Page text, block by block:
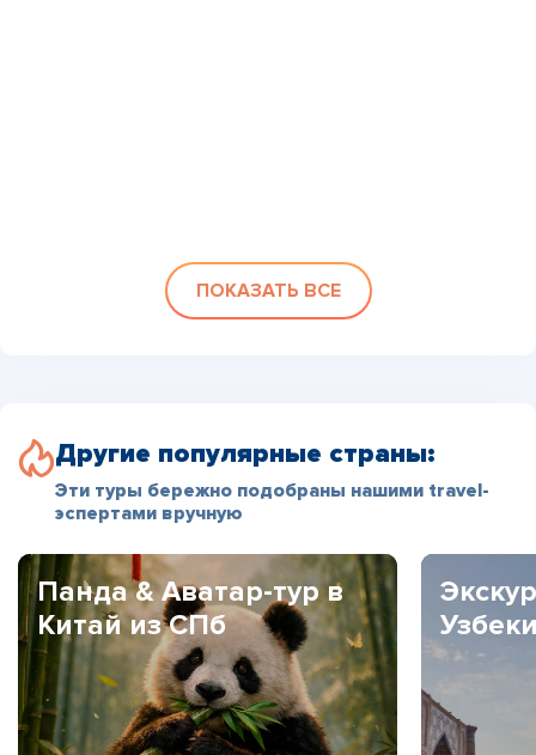
ПОКАЗАТЬ ВСЕ
Другие популярные страны:
Эти туры бережно подобраны нашими travel-
эспертами вручную
Панда & Аватар-тур в
Китай из СПб